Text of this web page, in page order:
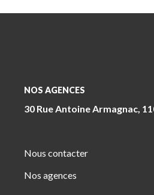
NOS AGENCES
30 Rue Antoine Armagnac,
Nous contacter
Nos agences